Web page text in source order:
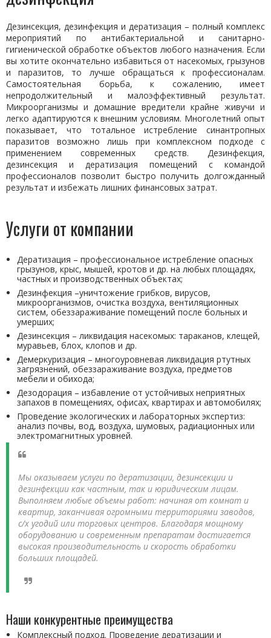
Дезинсекция, дезинфекция и дератизация – полный комплекс
мероприятий по антибактериальной и санитарно-
гигиенической обработке объектов любого назначения. Если
вы хотите окончательно избавиться от насекомых, грызунов
и паразитов, то лучше обращаться к профессионалам.
Самостоятельная борьба, к сожалению, имеет
непродолжительный и малоэффективный результат.
Микроорганизмы и домашние вредители крайне живучи и
легко адаптируются к внешним условиям. Многолетний опыт
показывает, что тотальное истребление синантропных
паразитов возможно лишь при комплексном подходе с
применением современных средств. Дезинфекция,
дезинсекция и дератизация помещений с командой
профессионалов позволит быстро получить долгожданный
результат и избежать лишних финансовых затрат.
Услуги от компании
Дератизация – профессиональное истребление опасных
грызунов, крыс, мышей, кротов и др. на любых площадях,
частных и производственных объектах;
Дезинфекция –уничтожение грибков, вирусов,
микроорганизмов, очистка воздуха, вентиляционных
систем, обеззараживание помещений после больных и
умерших;
Дезинсекция – ликвидация насекомых: тараканов, клещей,
муравьев, блох, клопов и др.
Демеркуризация – многоуровневая ликвидация ртутных
загрязнений, обеззараживание воздуха, предметов
мебели и обихода;
Дезодорация – избавление от устойчивых неприятных
запахов в помещениях, офисах, квартирах и автомобилях;
Проведение экологических и лабораторных экспертиз:
анализ почвы, вод, воздуха, шумовых, радиационных или
электромагнитных уровней.
Мы оказываем услуги по дератизации, дезинсекции и
дезинфекции как частным, так и юридическим лицам.
Выполняем любые объемы работ: начиная от комнат и
квартир, заканчивая огромными территориями заводов,
с/х угодий или торговых центров. Благодаря мощному
оборудованию и современным препаратам достигается
высокая производительность и скорость обработки
больших площадей.
Наши конкурентные преимущества
Комплексный подход. Проведение дератизации и